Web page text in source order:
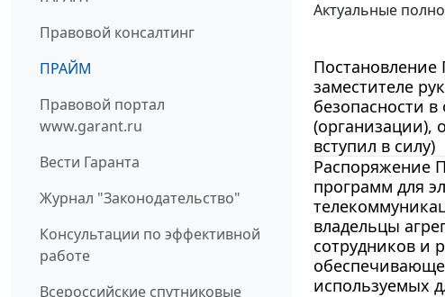
Правовой консалтинг
ПРАЙМ
Правовой портал
www.garant.ru
Вести Гаранта
Журнал "Законодательство"
Консультации по эффективной
работе
Всероссийские спутниковые
Актуальные
Постановление
заместителе
безопасности
(организации),
вступил в силу)
Распоряжение
программ для
владельцы
сотрудников и
используемых